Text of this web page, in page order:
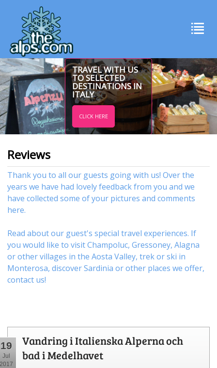
TRAVEL WITH US
TO SELECTED
DESTINATIONS IN
ITALY
CLICK HERE
Reviews
Thank you to all our guests going with us! Over the
years we have had lovely feedback from you and we
have collected some of your pictures and comments
here.
Read about our guest's special travel experiences. If
you would like to visitChampoluc, Gressoney, Alagna
or othervillages in the Aosta Valley, trekorski in
Monterosa, discoverSardinia or other places we offer,
contact us!
19
Jul
2017
Vandring i Italienska Alperna och
bad i Medelhavet